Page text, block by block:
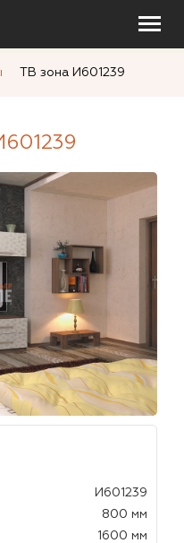
ТВ зона И601239
И601239
800 мм
1600 мм